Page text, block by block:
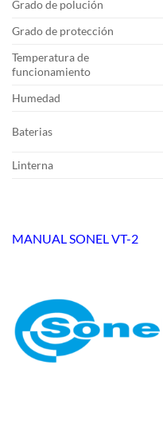
Grado de polución
Grado de protección
Temperatura de
funcionamiento
Humedad
Baterias
Linterna
MANUAL SONEL VT-2